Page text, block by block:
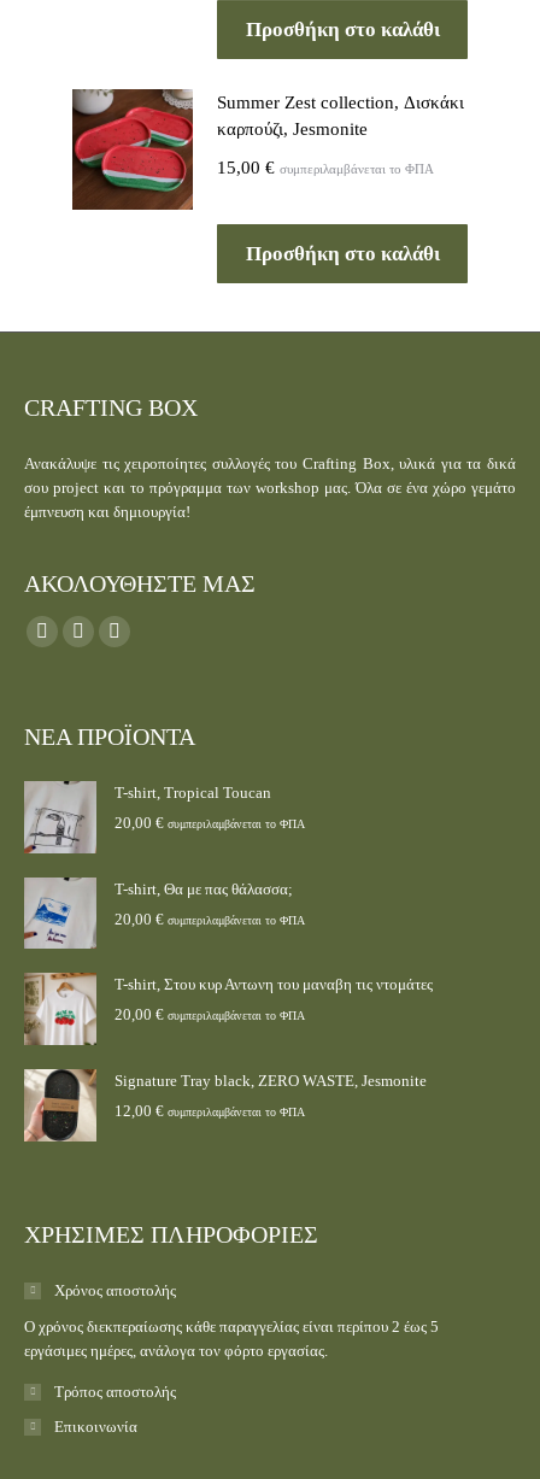
Προσθήκη στο καλάθι
Summer Zest collection, Δισκάκι
καρπούζι, Jesmonite
15,00 € συμπεριλαμβάνεται το ΦΠΑ
Προσθήκη στο καλάθι
CRAFTING BOX
Ανακάλυψε τις χειροποίητες συλλογές του Crafting Box, υλικά για τα δικά
σου project και το πρόγραμμα των workshop μας. Όλα σε ένα χώρο γεμάτο
έμπνευση και δημιουργία!
ΑΚΟΛΟΥΘΗΣΤΕ ΜΑΣ
Find us on:
ΝΕΑ ΠΡΟΪΟΝΤΑ
T-shirt, Tropical Toucan
20,00 € συμπεριλαμβάνεται το ΦΠΑ
T-shirt, Θα με πας θάλασσα;
20,00 € συμπεριλαμβάνεται το ΦΠΑ
T-shirt, Στου κυρ Αντωνη του μαναβη τις ντομάτες
20,00 € συμπεριλαμβάνεται το ΦΠΑ
Signature Tray black, ZERO WASTE, Jesmonite
12,00 € συμπεριλαμβάνεται το ΦΠΑ
ΧΡΗΣΙΜΕΣ ΠΛΗΡΟΦΟΡΙΕΣ
Χρόνος αποστολής
Ο χρόνος διεκπεραίωσης κάθε παραγγελίας είναι περίπου 2 έως 5
εργάσιμες ημέρες, ανάλογα τον φόρτο εργασίας.
Τρόπος αποστολής
Επικοινωνία